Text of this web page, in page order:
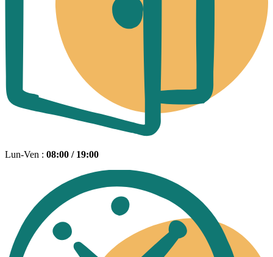
Lun-Ven : 08:00 / 19:00